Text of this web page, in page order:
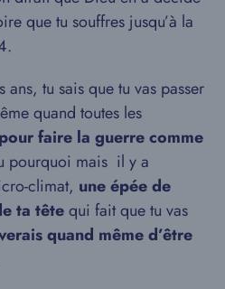
que tu souffres jusqu’à la
ans, tu sais que tu vas passer
quand toutes les
pour faire la guerre comme
pourquoi mais il y a
climat, une épée de
ta têtequi fait que tu vas
quand même d’être